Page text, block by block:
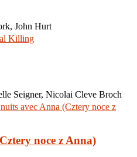
John Hurt
Seigner, Nicolai Cleve Broch
noce z Anna)